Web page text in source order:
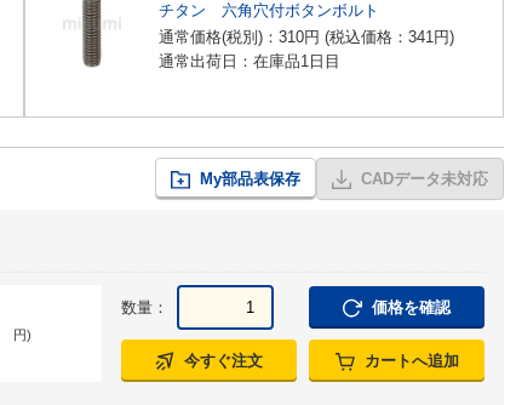
チタン 六角穴付ボタンボルト
通常価格(税別)： 310円 (税込価格： 341円)
通常出荷日：在庫品1日目
My部品表保存 CADデータ未対応
円)
数量： 価格を確認
今すぐ注文 カートへ追加